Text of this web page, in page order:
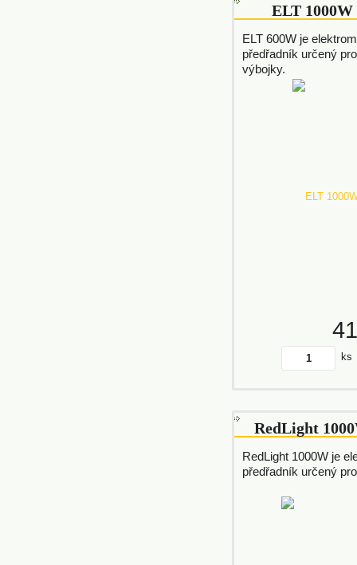
ELT
ELT 600W je
předřadník určený
výbojky.
ks
RedLight
RedLight 1000W je
předřadník určený